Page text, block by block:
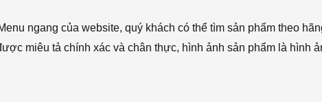
ngang của website, quý khách có thể tìm sản phẩm theo
miêu tả chính xác và chân thực, hình ảnh sản phẩm là hình